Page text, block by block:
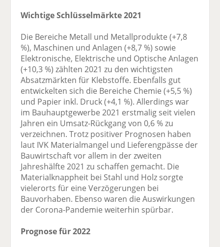
Wichtige Schlüsselmärkte 2021
Die Bereiche Metall und Metallprodukte (+7,8
%), Maschinen und Anlagen (+8,7 %) sowie
Elektronische, Elektrische und Optische Anlagen
(+10,3 %) zählten 2021 zu den wichtigsten
Absatzmärkten für Klebstoffe. Ebenfalls gut
entwickelten sich die Bereiche Chemie (+5,5 %)
und Papier inkl. Druck (+4,1 %). Allerdings war
im Bauhauptgewerbe 2021 erstmalig seit vielen
Jahren ein Umsatz-Rückgang von 0,6 % zu
verzeichnen. Trotz positiver Prognosen haben
laut IVK Materialmangel und Lieferengpässe der
Bauwirtschaft vor allem in der zweiten
Jahreshälfte 2021 zu schaffen gemacht. Die
Materialknappheit bei Stahl und Holz sorgte
vielerorts für eine Verzögerungen bei
Bauvorhaben. Ebenso waren die Auswirkungen
der Corona-Pandemie weiterhin spürbar.
Prognose für 2022